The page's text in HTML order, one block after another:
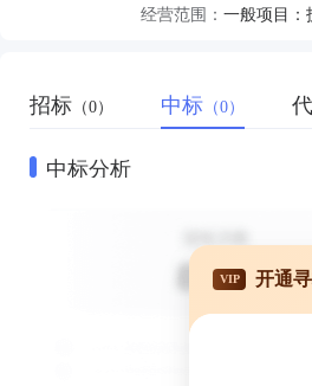
经营范围：
招标 （0） 中标 （0）
中标分析
VIP 开通